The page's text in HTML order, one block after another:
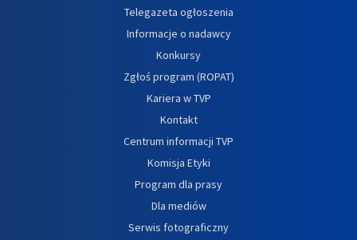
Telegazeta ogłoszenia
Informacje o nadawcy
Konkursy
Zgłoś program (ROPAT)
Kariera w TVP
Kontakt
Centrum informacji TVP
Komisja Etyki
Program dla prasy
Dla mediów
Serwis fotograficzny